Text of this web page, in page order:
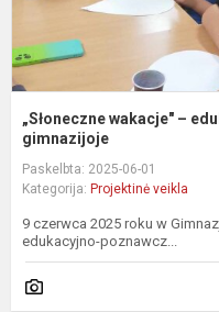
„Słoneczne wakacje" –
gimnazijoje
Paskelbta: 2025-06-01
Kategorija: Projektinė veikla
9 czerwca 2025 roku w
edukacyjno-poznawcz...